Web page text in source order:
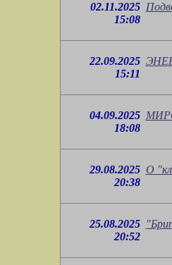
02.11.2025
15:08
22.09.2025
15:11
04.09.2025
18:08
29.08.2025
20:38
О
25.08.2025
20:52